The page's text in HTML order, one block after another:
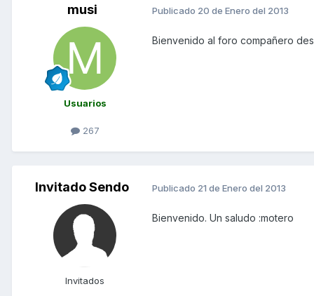
musi
Usuarios
267
Publicado 20 de Enero del 2013
Bienvenido al foro compañero
Invitado Sendo
Invitados
Publicado 21 de Enero del 2013
Bienvenido. Un saludo :motero